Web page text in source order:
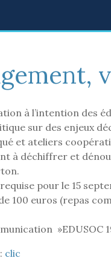
à l’intention des
sur des enjeux
et ateliers
à déchiffrer et
pour le 15
100 euros (repas
»EDUSOC
clic